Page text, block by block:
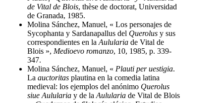
de Vital de Blois, thèse de doctorat, Universidad
de Granada, 1985.
Molina Sánchez, Manuel, « Los personajes de
Sycophanta y Sardanapallus del Querolus y sus
correspondientes en la Aulularia de Vital de
Blois », Medioevo romanzo, 10, 1985, p. 339-
347.
Molina Sánchez, Manuel, « Plauti per uestigia.
La auctoritas plautina en la comedia latina
medieval: los ejemplos del anónimo Querolus
siue Aulularia y de la Aulularia de Vital de Blois